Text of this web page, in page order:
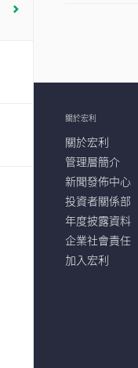
關於宏利
關於宏利
管理層簡介
新聞發佈中心
投資者關係部
年度披露資料
企業社會責任
加入宏利